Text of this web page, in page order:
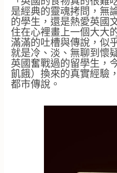
是經典的靈魂拷問，無
的學生，還是熱愛英國
住在心裡畫上一個大大
滿滿的吐槽與傳說，似
就是冷、淡、無聊到懷
英國奮戰過的留學生，
飢餓）換來的真實經驗
都市傳說。